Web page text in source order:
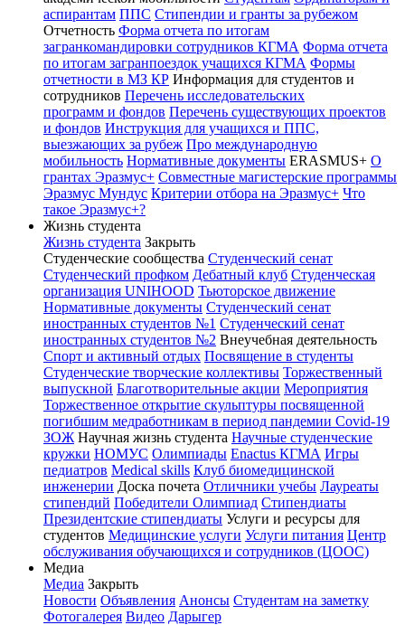
аспирантам ППС Стипендии и гранты за рубежом
Отчетность Форма отчета по итогам
загранкомандировки сотрудников КГМА Форма отчета
по итогам загранпоездок учащихся КГМА Формы
отчетности в МЗ КР Информация для студентов и
сотрудников Перечень исследовательских
программ и фондов Перечень существующих проектов
и фондов Инструкция для учащихся и ППС,
выезжающих за рубеж Про международную
мобильность Нормативные документы ERASMUS+ О
грантах Эразмус+ Совместные магистерские программы
Эразмус Мундус Критерии отбора на Эразмус+ Что
такое Эразмус+?
Жизнь студента
Жизнь студента Закрыть
Студенческие сообщества Студенческий сенат
Студенческий профком Дебатный клуб Студенческая
организация UNIHOOD Тьюторское движение
Нормативные документы Студенческий сенат
иностранных студентов №1 Студенческий сенат
иностранных студентов №2 Внеучебная деятельность
Спорт и активный отдых Посвящение в студенты
Студенческие творческие коллективы Торжественный
выпускной Благотворительные акции Мероприятия
Торжественное открытие скульптуры посвященной
погибшим медработникам в период пандемии Covid-19
ЗОЖ Научная жизнь студента Научные студенческие
кружки НОМУС Олимпиады Enactus КГМА Игры
педиатров Medical skills Клуб биомедицинской
инженерии Доска почета Отличники учебы Лауреаты
стипендий Победители Олимпиад Стипендиаты
Президентские стипендиаты Услуги и ресурсы для
студентов Медицинские услуги Услуги питания Центр
обслуживания обучающихся и сотрудников (ЦООС)
Медиа
Медиа Закрыть
Новости Объявления Анонсы Студентам на заметку
Фотогалерея Видео Дарыгер